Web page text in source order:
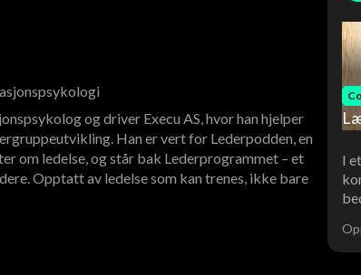
og driver Execu AS, hvor han hjelper
Han er vert for Lederpodden, en
om ledelse, og står bak Lederprogrammet – et
Opptatt av ledelse som kan trenes, ikke bare
I